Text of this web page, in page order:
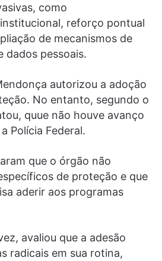
como
reforço pontual
de mecanismos de
dados pessoais.
autorizou a adoção
No entanto, segundo o
quue não houve avanço
Polícia Federal.
que o órgão não
de proteção e que
aderir aos programas
avaliou que a adesão
radicais em sua rotina,